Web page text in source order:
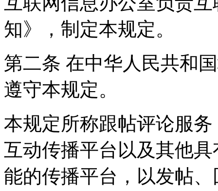
知》，制定本规定。
第二条 在中华人民共和
遵守本规定。
本规定所称跟帖评论服
互动传播平台以及其他
能的传播平台，以发帖